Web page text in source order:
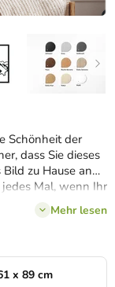
Schönheit der
dass Sie dieses
zu Hause an
Mal, wenn Ihr
Mehr lesen
x 89 cm